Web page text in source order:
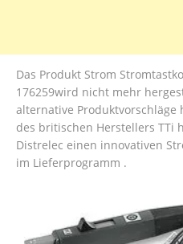
Das Produkt Strom
176259wird nicht mehr
alternative Produktvorschläge
des britischen Herstellers TTi
Distrelec einen innovativen
im Lieferprogramm .